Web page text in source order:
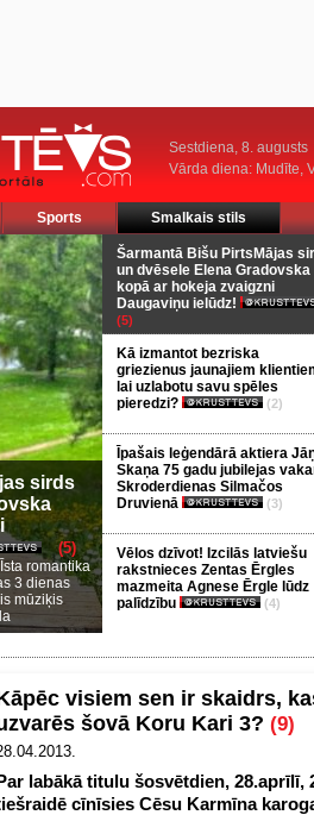
Sestdiena, 8. augusts
Vārda diena: Mudīte,
Sports Smalkais stils
sirds
(5)
romantika
3 dienas
mūziķis
Šarmantā Bišu PirtsMājas
un dvēsele Elena Gradovska
kopā ar hokeja zvaigzni
Daugaviņu ielūdz!
(5)
Kā izmantot bezriska
griezienus jaunajiem
lai uzlabotu savu spēles
pieredzi?
(2)
Īpašais leģendārā aktiera
Skaņa 75 gadu jubilejas
Skroderdienas Silmačos
Druvienā
(3)
Vēlos dzīvot! Izcilās latviešu
rakstnieces Zentas Ērgles
mazmeita Agnese Ērgle lūdz
palīdzību
(4)
visiem sen ir skaidrs,
šovā Koru Kari 3? (9)
labākā titulu šosvētdien, 28.aprīlī,
cīnīsies Cēsu Karmīna